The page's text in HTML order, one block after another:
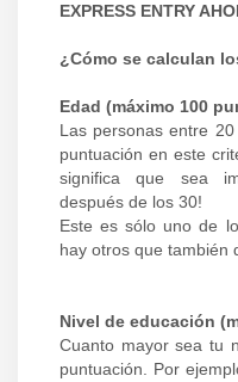
EXPRESS ENTRY
¿Cómo se calculan
Edad (máximo 100
Las personas entre
puntuación en este
significa que sea
después de los 30!
Este es sólo uno de
hay otros que también
Nivel de educación
Cuanto mayor sea tu
puntuación. Por